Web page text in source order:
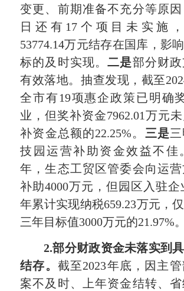
变更、前期准备不充分等原
日还有17个项目未实施
53774.14万元结存在国库，影
标的及时实现。二是部分财
有效落地。抽查发现，截至
全市有19项惠企政策已明确
业，但奖补资金7962.01万元
补资金总额的22.25%。 三是
技园运营补助资金效益不佳
年，生态工贸区管委会向运
补助4000万元，但园区入驻企
年累计实现纳税659.23万元，
三年目标值3000万元的21.97%。
2.部分财政资金未落实到
结存。 截至2023年底，因主
案不及时、上年资金结转、